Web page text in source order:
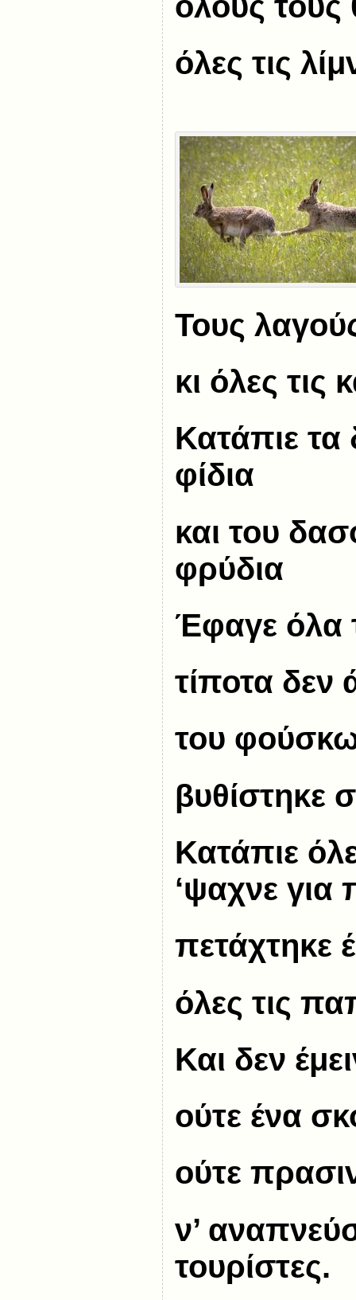
όλες τις
Τους
κι όλες τις
Κατάπιε
φίδια
και του
φρύδια
Έφαγε όλα
τίποτα δεν
του
βυθίστηκε
Κατάπιε
‘ψαχνε για
πετάχτηκε
όλες τις
Και δεν
ούτε ένα
ούτε
ν’
τουρίστες.